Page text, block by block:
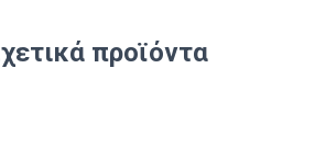
προϊόντα